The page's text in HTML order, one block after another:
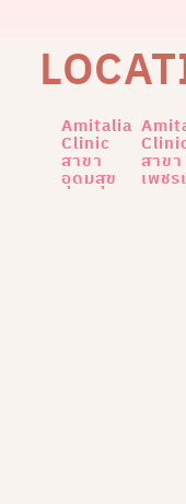
Amitalia
Clinic
สาขา
อุดมสุข
สาขา
เพช